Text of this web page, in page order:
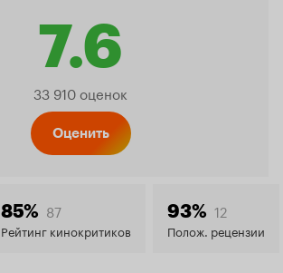
7.6
Рейтинг
7.6
33 910 оценок
Оценить
85% 87
Рейтинг кинокритиков
93% 12
Полож. рецензии